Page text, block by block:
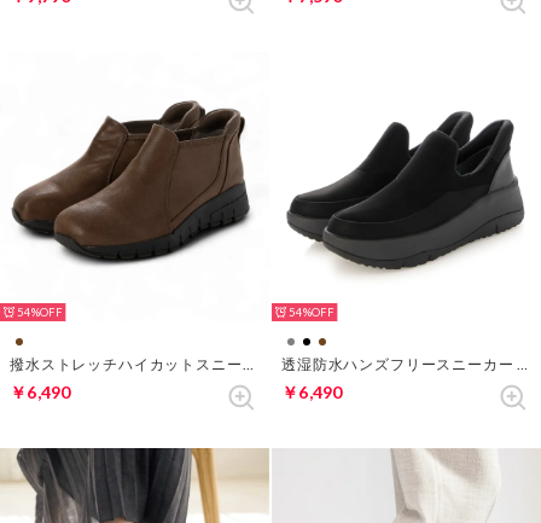
54%
撥水ストレッチハイカットスニーカー400 （ブラウン）
￥6,490
54%
透湿防水ハンズフリースニーカー （ブラック×ブラック）
￥6,490